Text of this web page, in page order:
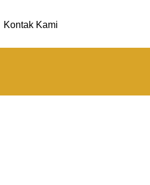
Kontak Kami